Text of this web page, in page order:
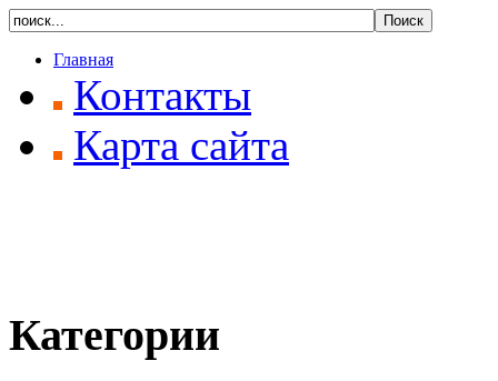
Главная
Контакты
Карта сайта
Категории